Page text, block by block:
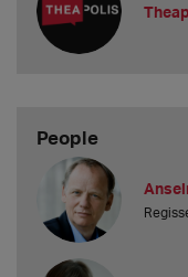
People